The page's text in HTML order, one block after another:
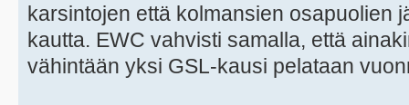
karsintojen että kolmansien osapuolien
kautta. EWC vahvisti samalla, että
vähintään yksi GSL-kausi pelataan